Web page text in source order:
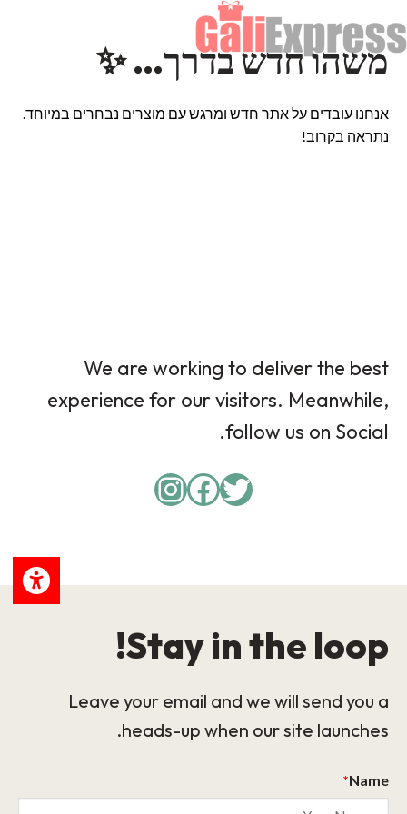
משהו חדש בדרך… ✨
אנחנו עובדים על אתר חדש ומרגש עם מוצרים נבחרים במיוחד.
נתראה בקרוב!
We are working to deliver the best
experience for our visitors. Meanwhile,
follow us on Social.
Twitter
Facebook
Instagram
Stay in the loop!
Leave your email and we will send you a
heads-up when our site launches.
Name
*